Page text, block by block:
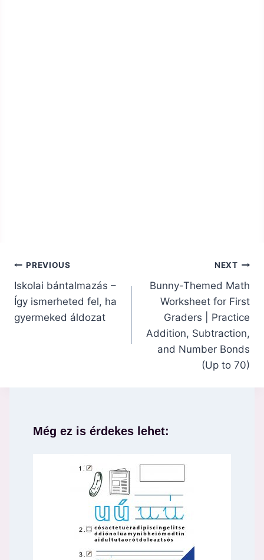
Bejegyzés
navigáció
PREVIOUS
Iskolai bántalmazás –
Így ismerheted fel, ha
gyermeked áldozat
NEXT
Bunny-Themed Math
Worksheet for First
Graders | Practice
Addition, Subtraction,
and Number Bonds
(Up to 70)
Még ez is érdekes lehet: